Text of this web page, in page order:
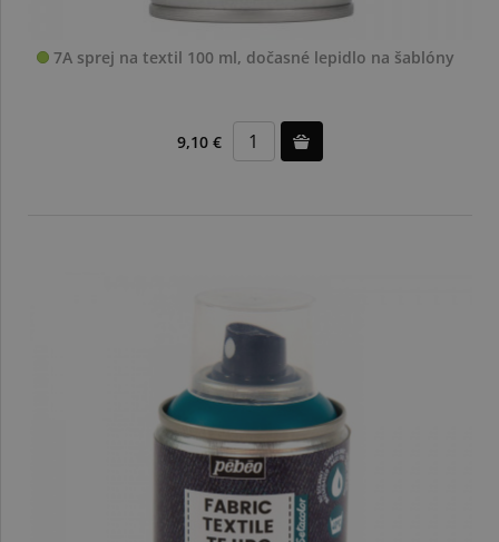
7A sprej na textil 100 ml, dočasné lepidlo na šablóny
9,10 €